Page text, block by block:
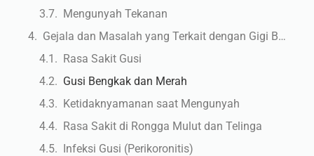
Mengunyah Tekanan
Gejala dan Masalah yang Terkait dengan Gigi Bungsu
Rasa Sakit Gusi
Gusi Bengkak dan Merah
Ketidaknyamanan saat Mengunyah
Rasa Sakit di Rongga Mulut dan Telinga
Infeksi Gusi (Perikoronitis)